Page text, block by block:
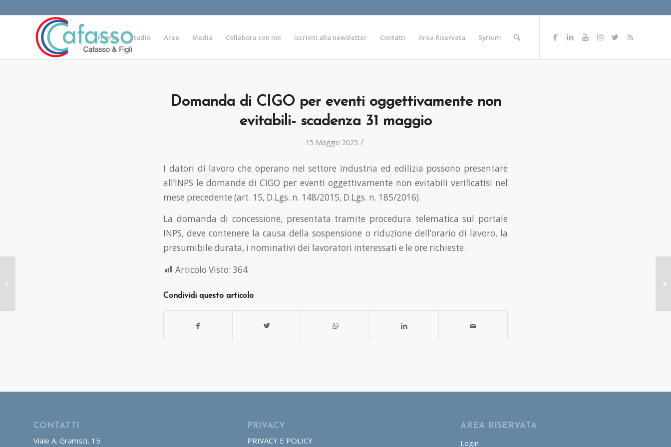
Home Studio Aree Media Collabora con noi Iscriviti alla newsletter Contatti Area Riservata Syrium
Domanda di CIGO per eventi oggettivamente non
evitabili- scadenza 31 maggio
15 Maggio 2025 /
I datori di lavoro che operano nel settore industria ed edilizia possono presentare
all’INPS le domande di CIGO per eventi oggettivamente non evitabili verificatisi nel
mese precedente (art. 15, D.Lgs. n. 148/2015, D.Lgs. n. 185/2016).
La domanda di concessione, presentata tramite procedura telematica sul portale
INPS, deve contenere la causa della sospensione o riduzione dell’orario di lavoro, la
presumibile durata, i nominativi dei lavoratori interessati e le ore richieste.
Articolo Visto: 364
Condividi questo articolo
CONTATTI
Viale A. Gramsci, 15
PRIVACY
PRIVACY E POLICY
AREA RISERVATA
Login